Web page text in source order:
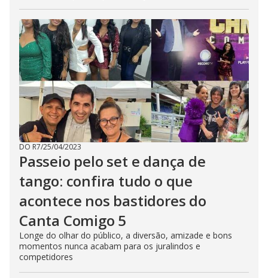
DO R7/25/04/2023
Passeio pelo set e dança de
tango: confira tudo o que
acontece nos bastidores do
Canta Comigo 5
Longe do olhar do público, a diversão, amizade e bons
momentos nunca acabam para os juralindos e
competidores